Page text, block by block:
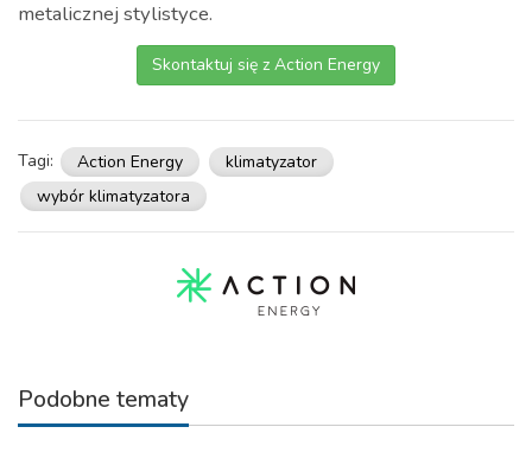
metalicznej stylistyce.
Skontaktuj się z Action Energy
Tagi: Action Energy
klimatyzator
wybór klimatyzatora
Podobne tematy